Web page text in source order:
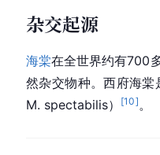
杂交起源
海棠在全世界约有700
然杂交物种。西府海
M. spectabilis）
[10] 。